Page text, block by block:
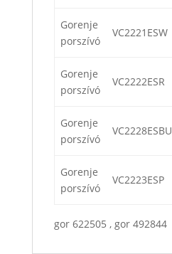
Gorenje
porszívó
VC2221ESW
Gorenje
porszívó
VC2222ESR
Gorenje
porszívó
VC2228ESBU
Gorenje
porszívó
VC2223ESP
gor 622505 , gor 492844